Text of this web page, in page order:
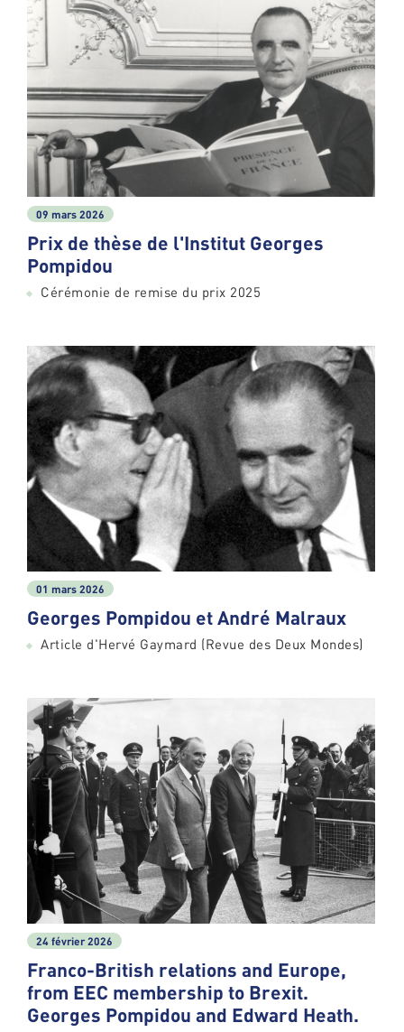
09 mars 2026
Prix de thèse de l'Institut Georges
Pompidou
Cérémonie de remise du prix 2025
01 mars 2026
Georges Pompidou et André Malraux
Article d'Hervé Gaymard (Revue des Deux Mondes)
24 février 2026
Franco-British relations and Europe,
from EEC membership to Brexit.
Georges Pompidou and Edward Heath.